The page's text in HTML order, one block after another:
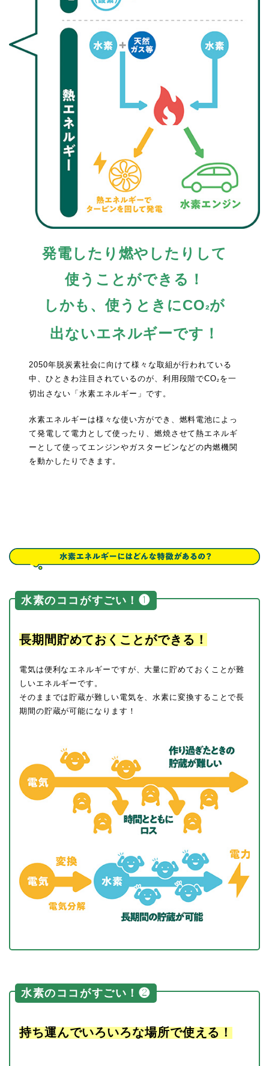
発電したり燃やしたりして
使うことができる！
しかも、使うときにCO²が
出ないエネルギーです！
2050年脱炭素社会に向けて様々な取組が行われている
中、ひときわ注目されているのが、利用段階でCO²を一
切出さない「水素エネルギー」です。
水素エネルギーは様々な使い方ができ、燃料電池によっ
て発電して電力として使ったり、燃焼させて熱エネルギ
ーとして使ってエンジンやガスタービンなどの内燃機関
を動かしたりできます。
水素のココがすごい！❶
長期間貯めておくことができる！
電気は便利なエネルギーですが、大量に貯めておくことが難
しいエネルギーです。
そのままでは貯蔵が難しい電気を、水素に変換することで長
期間の貯蔵が可能になります！
水素のココがすごい！❷
持ち運んでいろいろな場所で使える！